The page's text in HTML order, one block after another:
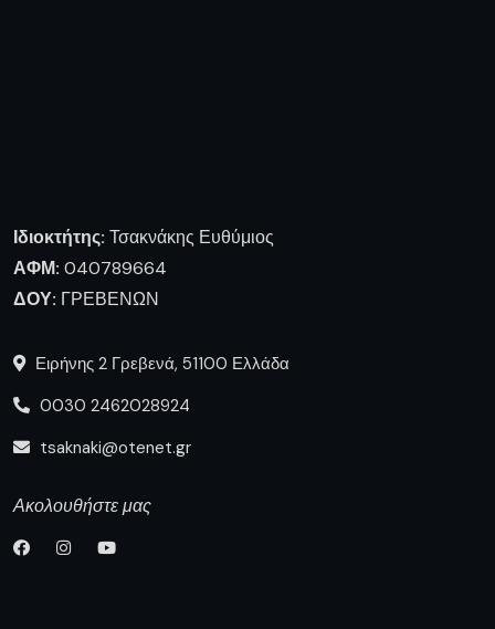
Ιδιοκτήτης: Τσακνάκης Ευθύμιος
ΑΦΜ: 040789664
ΔΟΥ: ΓΡΕΒΕΝΩΝ
Ειρήνης 2 Γρεβενά, 51100 Ελλάδα
0030 2462028924
tsaknaki@otenet.gr
Ακολουθήστε μας